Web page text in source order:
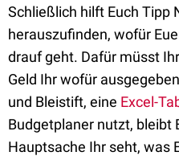
Schließlich hilft Euch Tipp
herauszufinden, wofür
drauf geht. Dafür müsst
Geld Ihr wofür
und Bleistift, eine Excel-
Budgetplaner nutzt, bleibt
Hauptsache Ihr seht, was